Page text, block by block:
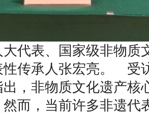
表、国家级非物质
性传承人张宏亮。 受
非物质文化遗产核
而，当前许多非遗代